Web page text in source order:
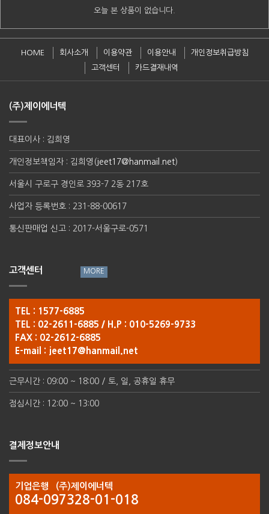
오늘 본 상품이 없습니다.
HOME 회사소개 이용약관 이용안내
개인정보취급방침
고객센터
카드결재내역
(주)제이에너텍
대표이사 : 김희영
개인정보책임자 : 김희영( jeet17@hanmail.net)
서울시 구로구 경인로 393-7 2동 217호
사업자 등록번호 : 231-88-00617
통신판매업 신고 : 2017-서울구로-0571
고객센터
TEL : 1577-6885
TEL : 02-2611-6885 / H.P : 010-5269-9733
FAX : 02-2612-6885
E-mail : jeet17@hanmail.net
근무시간 : 09:00 ~ 18:00 / 토, 일, 공휴일 휴무
점심시간 : 12:00 ~ 13:00
결제정보안내
기업은행 (주)제이에너텍
084-097328-01-018